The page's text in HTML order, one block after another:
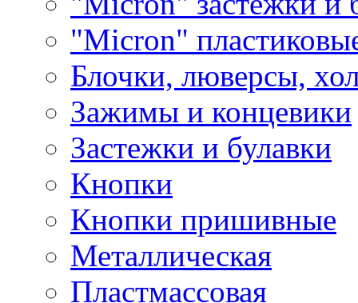
"Micron"
Блочки, люверсы,
Зажимы и концевики
Застежки и булавки
Кнопки
Кнопки пришивные
Металлическая
Пластмассовая